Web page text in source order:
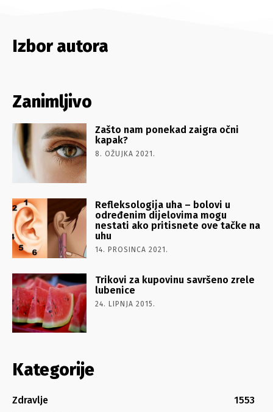
Izbor autora
Zanimljivo
Zašto nam ponekad zaigra očni
kapak?
8. OŽUJKA 2021.
Refleksologija uha – bolovi u
određenim dijelovima mogu
nestati ako pritisnete ove tačke na
uhu
14. PROSINCA 2021.
Trikovi za kupovinu savršeno zrele
lubenice
24. LIPNJA 2015.
Kategorije
Zdravlje
1553